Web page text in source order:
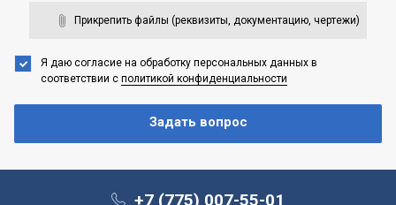
Прикрепить файлы (реквизиты, документацию, чертежи)
Я даю согласие на обработку персональных данных в
соответствии с политикой конфиденциальности
+7 (775) 007-55-01